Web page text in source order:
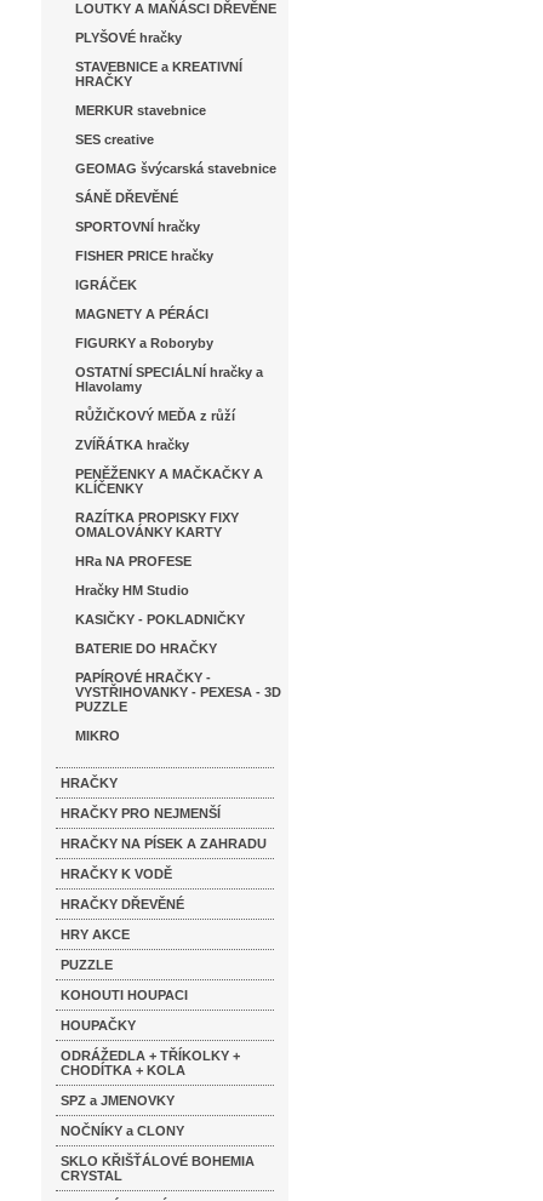
LOUTKY A MAŇÁSCI DŘEVĚNE
PLYŠOVÉ hračky
STAVEBNICE a KREATIVNÍ
HRAČKY
MERKUR stavebnice
SES creative
GEOMAG švýcarská stavebnice
SÁNĚ DŘEVĚNÉ
SPORTOVNÍ hračky
FISHER PRICE hračky
IGRÁČEK
MAGNETY A PÉRÁCI
FIGURKY a Roboryby
OSTATNÍ SPECIÁLNÍ hračky a
Hlavolamy
RŮŽIČKOVÝ MEĎA z růží
ZVÍŘÁTKA hračky
PENĚŽENKY A MAČKAČKY A
KLÍČENKY
RAZÍTKA PROPISKY FIXY
OMALOVÁNKY KARTY
HRa NA PROFESE
Hračky HM Studio
KASIČKY - POKLADNIČKY
BATERIE DO HRAČKY
PAPÍROVÉ HRAČKY -
VYSTŘIHOVANKY - PEXESA - 3D
PUZZLE
MIKRO
HRAČKY
HRAČKY PRO NEJMENŠÍ
HRAČKY NA PÍSEK A ZAHRADU
HRAČKY K VODĚ
HRAČKY DŘEVĚNÉ
HRY AKCE
PUZZLE
KOHOUTI HOUPACI
HOUPAČKY
ODRÁŽEDLA + TŘÍKOLKY +
CHODÍTKA + KOLA
SPZ a JMENOVKY
NOČNÍKY a CLONY
SKLO KŘIŠŤÁLOVÉ BOHEMIA
CRYSTAL